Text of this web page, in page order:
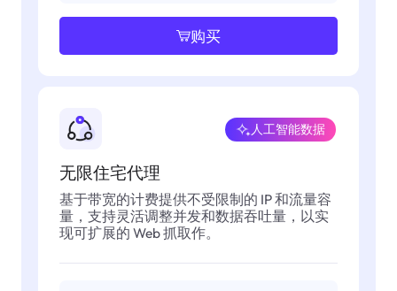
购买
无限住宅代理
人工智能数据
基于带宽的计费提供不受限制的 IP 和流量容
量，支持灵活调整并发和数据吞吐量，以实
现可扩展的 Web 抓取作。